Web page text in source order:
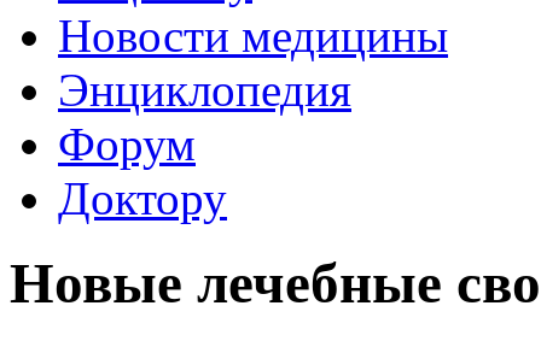
Новости медицины
Энциклопедия
Форум
Доктору
Новые лечебные